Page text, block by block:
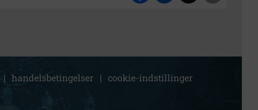
| handelsbetingelser | cookie-indstillinger